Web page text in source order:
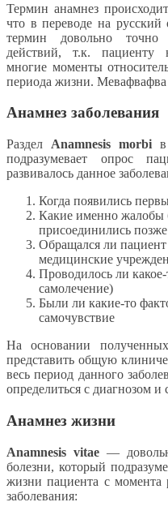
Термин анамнез
что в переводе на
термин довольно точно
действий, т.к. пациенту
многие моменты
периода жизни. Мевафвафва
Анамнез заболевания
Раздел Аnamnesis morbi в
подразумевает опрос
развивалось данное
Когда появились
Какие именно жалобы
присоединились позже
Обращался ли
медицинские
Проводилось ли
самолечение)
Были ли какие-то
самочувствие
На основании
представить общую
весь период данного
определиться с диагнозом и
Анамнез жизни
Anamnesis vitae —
болезни, который
жизни пациента с момента
заболевания: